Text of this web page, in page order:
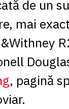
de un
mai
, pagină